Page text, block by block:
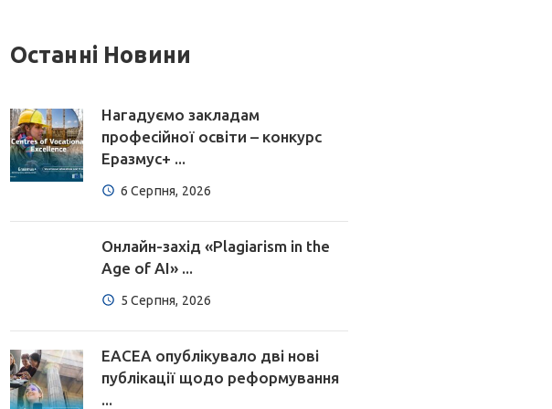
Останні Новини
Нагадуємо закладам
професійної освіти – конкурс
Еразмус+ ...
6 Серпня, 2026
Онлайн-захід «Plagiarism in the
Age of AI» ...
5 Серпня, 2026
EACEA опублікувало дві нові
публікації щодо реформування
...